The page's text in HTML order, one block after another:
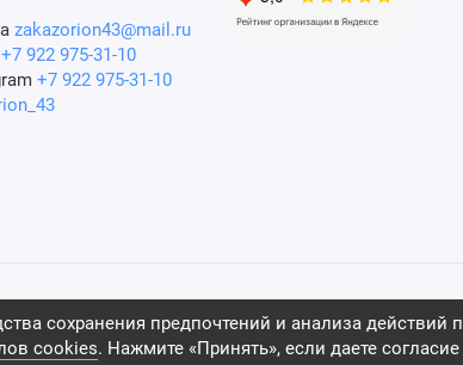
сохранения предпочтений и анализа действий
cookies. Нажмите «Принять», если даете согласие
zakazorion43@mail.ru
+7 922 975-31-10
+7 922 975-31-10